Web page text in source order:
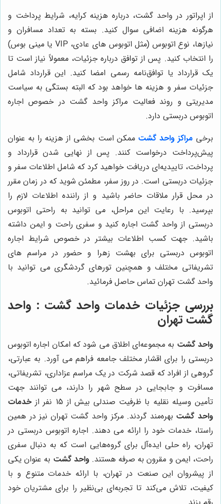
از اپراتور در واحد گشت، درباره هزینه کرایه، شرایط پرداخت و
هرگونه هزینه اضافی سوال کنید. بسته به تعداد مسافران و
نیازها، نوع اتوبوس (مثل اتوبوس های عادی،
VIP یا مینی بوس)
را انتخاب کنید. پس از توافق درباره جزئیات، معمولاً نیاز است تا
یک قرارداد یا توافق‌نامه رسمی امضا کنید. این قرارداد شامل
جزئیات سفر و هزینه ها خواهد بود که البته بستگی به سیاست
مدیریتی و روند فعالیت مراکز واحد گشت در خصوص اجاره
اتوبوس دربستی دارد.
برخی مراکز واحد گشت ممکن است بخشی از هزینه را به عنوان
پیش‌پرداخت درخواست کنند. پس از نهایی شدن قرارداد و
پرداخت، تاییدیه‌ای دریافت خواهید کرد که شامل اطلاعات سفر و
جزئیات دربستی است. در روز سفر، مطمئن شوید که در زمان مقرر
در محل قرار ملاقات حاضر باشید و از راننده اطلاعات لازم را
بپرسید. با رعایت این مراحل، می توانید به راحتی اتوبوس
دربستی از واحد گشت اجاره کنید و سفری راحت و ایمن داشته
باشید. جهت کسب اطلاعات بیشتر در خصوص شرایط اجاره
اتوبوس دربستی برای بهشت زهرا و حضور در مراسم های
تشریفاتی مختلف و همچنین تورهای گردشگری می توانید با
واحد گشت تهران تماس حاصل فرمائید.
بررسی جزئیات خدمات واحد گشت : واحد
گشت تهران
واحد گشت به مجموعه‌ای اطلاق می شود که امکان اجاره اتوبوس
دربستی را برای اقشار مختلف جامعه فراهم می آورد. به عبارتی،
گروهی از افراد که قصد شرکت در یک مراسم عزاداری، تشریفاتی،
مسافرت و جابجایی در سطح شهر را دارند، می توانند جهت
تأمین وسیله نقلیه با ظرفیت صندلی بیش از 15 نفر از
خدمات
واحد گشت بهره‌مند گردند. مرکز واحد گشت تهران نیز در همین
راستا، خدمات خود را ارائه می دهند. اجاره اتوبوس دربستی در
تهران، راه حلی ایده‌آل برای گروه‌هایی است که به دنبال سفری
راحت، ایمن و مقرون به صرفه هستند.واحد گشت به عنوان یکی
از پیشروان این صنعت در تهران، با ارائه خدمات متنوع و با
کیفیت، تلاش می‌کند تا تجربه‌ای بی‌نظیر را برای مشتریان خود